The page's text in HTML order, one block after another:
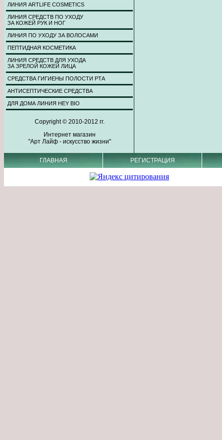
ЛИНИЯ ARTLIFE COSMETICS
ЛИНИЯ СРЕДСТВ ПО УХОДУ
ЗА КОЖЕЙ РУК И НОГ
ЛИНИЯ ПО УХОДУ ЗА ВОЛОСАМИ
ПЕПТИДНАЯ КОСМЕТИКА
ЛИНИЯ СРЕДСТВ ДЛЯ УХОДА
ЗА ЗРЕЛОЙ КОЖЕЙ ЛИЦА
СРЕДСТВА ГИГИЕНЫ ПОЛОСТИ РТА
АНТИСЕПТИЧЕСКИЕ СРЕДСТВА
ДЛЯ ДОМА ЛИНИЯ HEY BIO
Copyright © 2010-2012 гг.
Интернет магазин
"Арт Лайф - искусство жизни"
ГЛАВНАЯ РЕГИСТРАЦИЯ